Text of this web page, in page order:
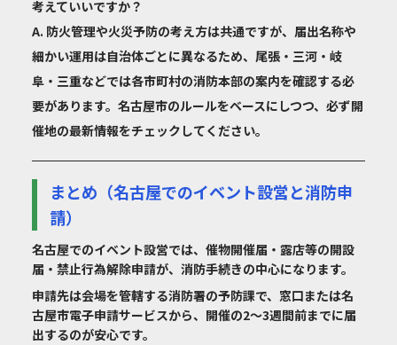
考えていいですか？
A. 防火管理や火災予防の考え方は共通ですが、届出名称や
細かい運用は自治体ごとに異なるため、尾張・三河・岐
阜・三重などでは各市町村の消防本部の案内を確認する必
要があります。名古屋市のルールをベースにしつつ、必ず開
催地の最新情報をチェックしてください。
まとめ（名古屋でのイベント設営と消防申
請）
名古屋でのイベント設営では、催物開催届・露店等の開設
届・禁止行為解除申請が、消防手続きの中心になります。
申請先は会場を管轄する消防署の予防課で、窓口または名
古屋市電子申請サービスから、開催の2〜3週間前までに届
出するのが安心です。